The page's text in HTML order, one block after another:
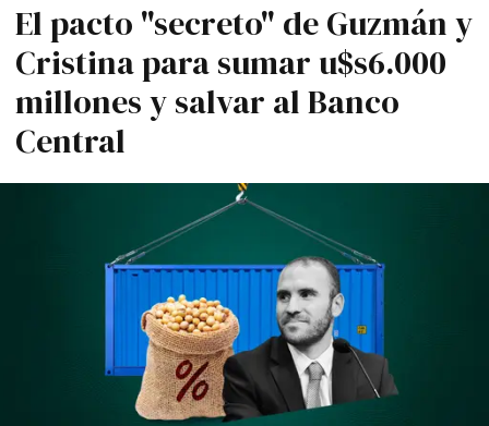
El pacto "secreto" de Guzmán y
Cristina para sumar u$s6.000
millones y salvar al Banco
Central